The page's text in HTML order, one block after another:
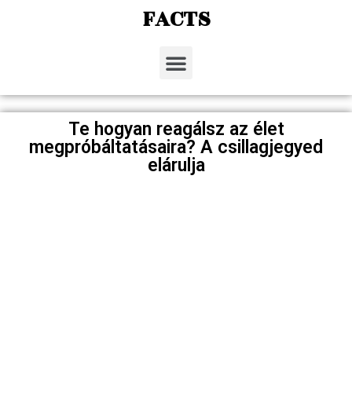
FACTS
Te hogyan reagálsz az élet
megpróbáltatásaira? A csillagjegyed
elárulja